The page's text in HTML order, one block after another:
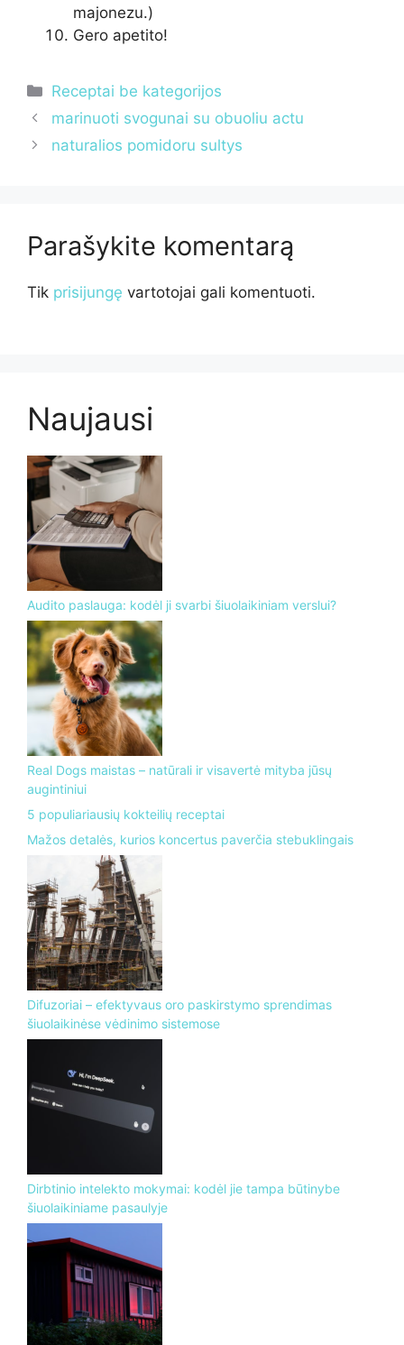
majonezu.)
Gero apetito!
Kategorijos
Receptai be kategorijos
marinuoti svogunai su obuoliu actu
naturalios pomidoru sultys
Parašykite komentarą
Tik prisijungę vartotojai gali komentuoti.
Naujausi
Audito paslauga: kodėl ji svarbi šiuolaikiniam verslui?
Real Dogs maistas – natūrali ir visavertė mityba jūsų
augintiniui
5 populiariausių kokteilių receptai
Mažos detalės, kurios koncertus paverčia stebuklingais
Difuzoriai – efektyvaus oro paskirstymo sprendimas
šiuolaikinėse vėdinimo sistemose
Dirbtinio intelekto mokymai: kodėl jie tampa būtinybe
šiuolaikiniame pasaulyje